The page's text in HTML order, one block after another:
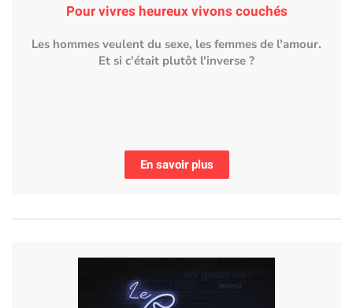
Pour vivres heureux vivons couchés
Les hommes veulent du sexe, les femmes de l'amour.
Et si c'était plutôt l'inverse ?
En savoir plus